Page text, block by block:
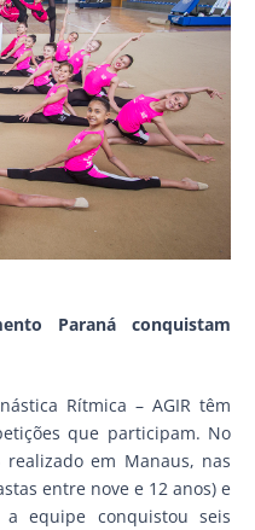
Paraná conquistam
Rítmica – AGIR têm
que participam. No
em Manaus, nas
entre nove e 12 anos) e
equipe conquistou seis